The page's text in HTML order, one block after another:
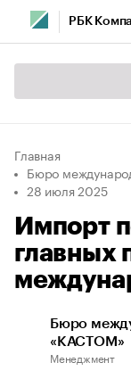
РБК
Главная
Бюро
28 июля 2025
Импорт
главных
Бюро
«КАСТОМ»
Менеджмент